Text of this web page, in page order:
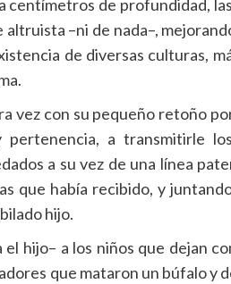
centímetros de profundidad,
–ni de nada–,
de diversas culturas,
vez con su pequeño retoño
a transmitirle
a su vez de una línea
que había recibido, y
hijo.
hijo– a los niños que dejan
que mataron un búfalo y